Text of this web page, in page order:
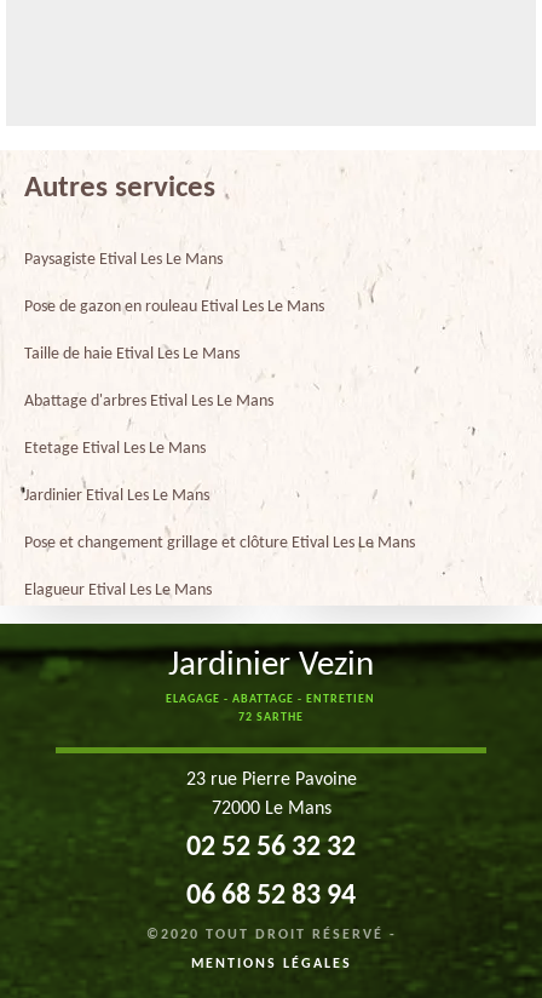
Autres services
Paysagiste Etival Les Le Mans
Pose de gazon en rouleau Etival Les Le Mans
Taille de haie Etival Les Le Mans
Abattage d'arbres Etival Les Le Mans
Etetage Etival Les Le Mans
Jardinier Etival Les Le Mans
Pose et changement grillage et clôture Etival Les Le Mans
Elagueur Etival Les Le Mans
Jardinier Vezin
ELAGAGE - ABATTAGE - ENTRETIEN
72 SARTHE
23 rue Pierre Pavoine
72000 Le Mans
02 52 56 32 32
06 68 52 83 94
©2020 TOUT DROIT RÉSERVÉ -
MENTIONS LÉGALES